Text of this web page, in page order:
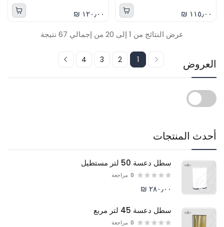
العروض
أحدث المنتجات
سطل دعسة 50 لتر مستطيل
0 مراجعة
٢٨٠٫٠٠ ₪
سطل دعسة 45 لتر مربع
0 مراجعة
١١٥٫٠٠ ₪
١٢٠٫٠٠ ₪
عرض النتائج من 1 إلى 20 من إجمالي 67 نتيجة
1
2
3
4